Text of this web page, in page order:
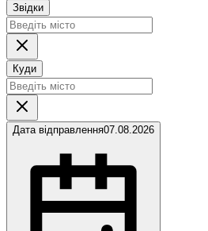
Звідки
Куди
Дата відправлення07.08.2026